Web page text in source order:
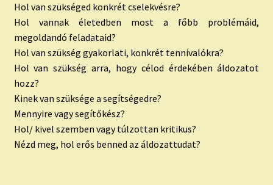
Hol van szükséged konkrét cselekvésre?
Hol vannak életedben most a főbb problémáid,
megoldandó feladataid?
Hol van szükség gyakorlati, konkrét tennivalókra?
Hol van szükség arra, hogy célod érdekében áldozatot
hozz?
Kinek van szüksége a segítségedre?
Mennyire vagy segítőkész?
Hol/ kivel szemben vagy túlzottan kritikus?
Nézd meg, hol erős benned az áldozattudat?